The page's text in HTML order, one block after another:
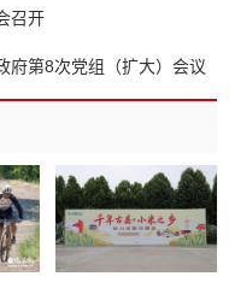
召开
府第8次党组（扩大）会议